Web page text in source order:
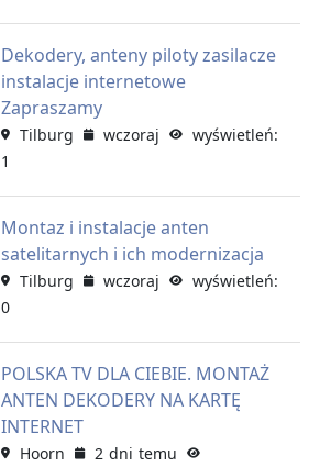
Dekodery, anteny piloty zasilacze
instalacje internetowe
Zapraszamy
Tilburg wczoraj
wyświetleń:
1
Montaz i instalacje anten
satelitarnych i ich modernizacja
Tilburg wczoraj
wyświetleń:
0
POLSKA TV DLA CIEBIE. MONTAŻ
ANTEN DEKODERY NA KARTĘ
INTERNET
Hoorn
2 dni temu